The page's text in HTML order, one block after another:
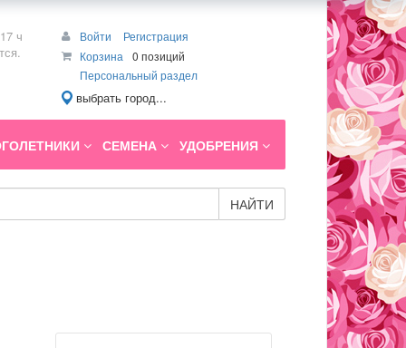
ч
Войти
Регистрация
Корзина
0 позиций
Персональный раздел
выбрать город...
СЕМЕНА УДОБРЕНИЯ
НАЙТИ